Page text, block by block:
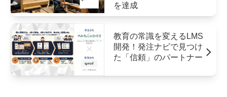
を達成
教育の常識を変えるLMS
開発！発注ナビで見つけ
た「信頼」のパートナー